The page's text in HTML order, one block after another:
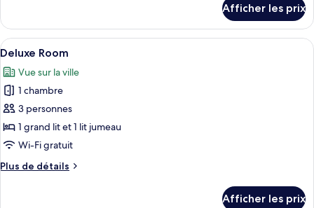
Double
Room
Double
Room
Afficher les prix
Afficher
toutes
les
photos
pour
ce
type
chambre :
Une pièce avec un plancher en
10
Deluxe Room
Vue sur la ville
1 chambre
3 personnes
1 grand lit et 1 lit jumeau
Wi-Fi gratuit
Plus de détails
Plus
Afficher les prix